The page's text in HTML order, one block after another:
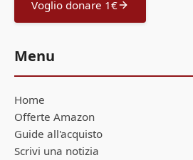
Voglio donare 1€
Menu
Home
Offerte Amazon
Guide all'acquisto
Scrivi una notizia